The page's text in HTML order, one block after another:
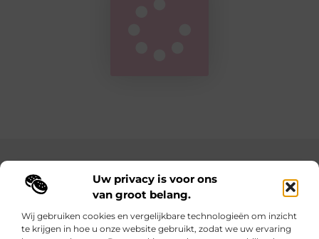
Uw privacy is voor ons
van groot belang.
Wij gebruiken cookies en vergelijkbare technologieën om inzicht
te krijgen in hoe u onze website gebruikt, zodat we uw ervaring
Main Links